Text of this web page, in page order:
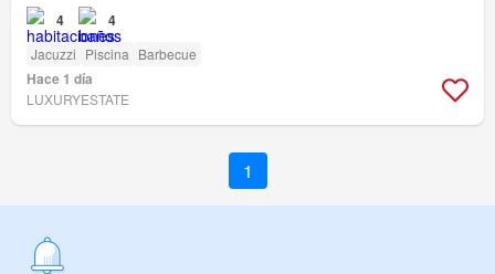
4 4
Jacuzzi Piscina Barbecue
Hace 1 día
LUXURYESTATE
1